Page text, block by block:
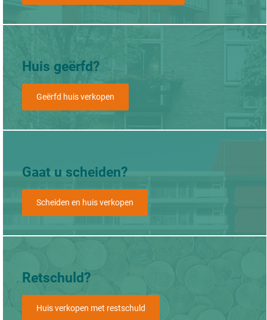
Huis geërfd?
Geërfd huis verkopen
Gaat u scheiden?
Scheiden en huis verkopen
Retschuld?
Huis verkopen met restschuld